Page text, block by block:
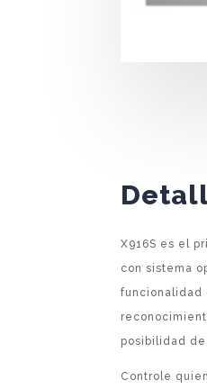
X916S es el
con sistema
funcionalidad
posibilidad de
Controle